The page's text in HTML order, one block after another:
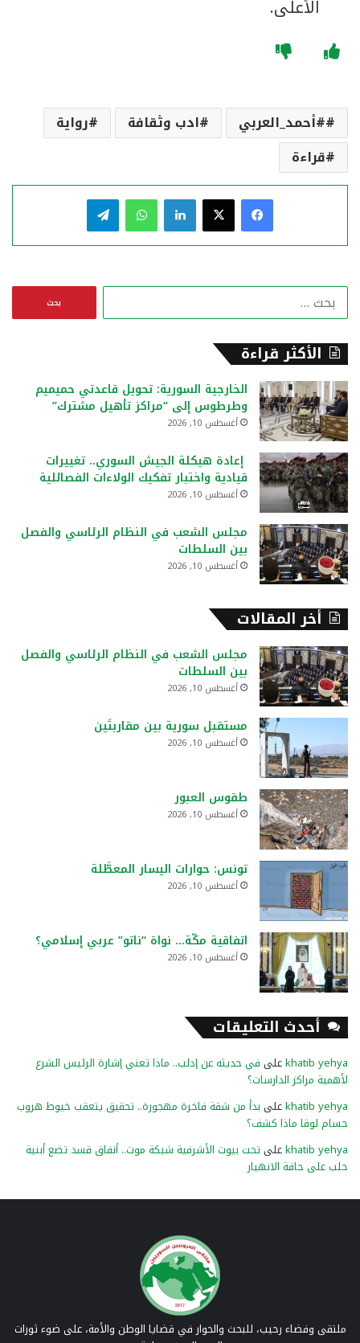
الأعلى.
#أحمد_العربي ادب وثقافة
رواية
قراءة
فيسبوك لينكدإن واتساب
ن
:
الأكثر قراءة
الخارجية السورية: تحويل قاعدتي حميميم
وطرطوس إلى “مراكز تأهيل مشترك”
أغسطس 10, 2026
إعادة هيكلة الجيش السوري.. تغييرات
قيادية واختبار تفكيك الولاءات الفصائلية
أغسطس 10, 2026
مجلس الشعب في النظام الرئاسي والفصل
بين السلطات
أغسطس 10, 2026
أخر المقالات
مجلس الشعب في النظام الرئاسي والفصل
بين السلطات
أغسطس 10, 2026
مستقبل سورية بين مقاربتَين
أغسطس 10, 2026
طقوس العبور
أغسطس 10, 2026
تونس: حوارات اليسار المعطَّلة
أغسطس 10, 2026
اتفاقية مكّة… نواة “ناتو” عربي إسلامي؟
أغسطس 10, 2026
أحدث التعليقات
khatib yehyaعلى في حديثه عن إدلب.. ماذا تعني إشارة الرئيس الشرع
لأهمية مراكز الدارسات؟
khatib yehyaعلى بدأ من شقة فاخرة مهجورة.. تحقيق يتعقب خيوط هروب
حسام لوقا ماذا كشف؟
khatib yehyaعلى تحت بيوت الأشرفية شبكة موت.. أنفاق قسد تضع أبنية
حلب على حافة الانهيار
ملتقى وفضاء رحيب، للبحث والحوار في قضايا الوطن والأمة، على ضوء ثورات